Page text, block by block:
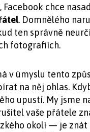
Facebook chce
. Domnělého
ten správně
fotografiích.
v úmyslu tento
na něj ohlas.
upustí. My jsme
vaše přátele
okolí — je znát